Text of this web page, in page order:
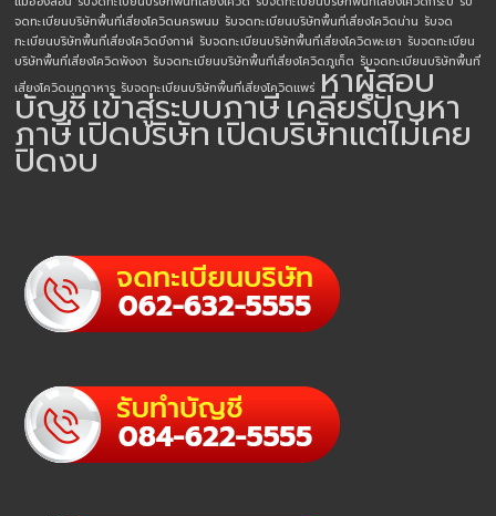
จดทะเบียนบริษัทพื้นที่เสี่ยงโควิดนครพนม รับจดทะเบียนบริษัทพื้นที่เสี่ยงโควิดน่าน รับจด
ทะเบียนบริษัทพื้นที่เสี่ยงโควิดบึงกาฬ รับจดทะเบียนบริษัทพื้นที่เสี่ยงโควิดพะเยา รับจดทะเบียน
บริษัทพื้นที่เสี่ยงโควิดพังงา รับจดทะเบียนบริษัทพื้นที่เสี่ยงโควิดภูเก็ต รับจดทะเบียนบริษัทพื้นที่
เสี่ยงโควิดมุกดาหาร รับจดทะเบียนบริษัทพื้นที่เสี่ยงโควิดแพร่ หาผู้สอบ
บัญชีเข้าสู่ระบบภาษีเคลียร์ปัญหา
ภาษีเปิดบริษัทเปิดบริษัทแต่ไม่เคย
ปิดงบ